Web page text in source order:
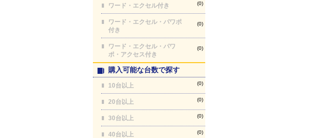
ワード・エクセル付き (0)
ワード・エクセル・パワポ
付き
(0)
ワード・エクセル・パワ
ポ・アクセス付き
(0)
購入可能な台数で探す
10台以上 (0)
20台以上 (0)
30台以上 (0)
40台以上 (0)